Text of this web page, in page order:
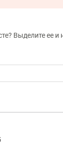
Выделите ее и